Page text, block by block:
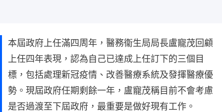
本屆政府上任滿四周年，醫務衞生局局長盧寵茂回顧
上任四年表現，認為自己已達成上任訂下的三個目
標，包括處理新冠疫情、改善醫療系統及發揮醫療優
勢。現屆政府任期剩餘一年，盧寵茂稱目前不會考慮
是否過渡至下屆政府，最重要是做好現有工作。